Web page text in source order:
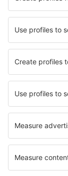
Beste hotels -
Hotels in
Hotels in Pola de
Hotels in Najran
Hotels in Mas-
Beste hotels -